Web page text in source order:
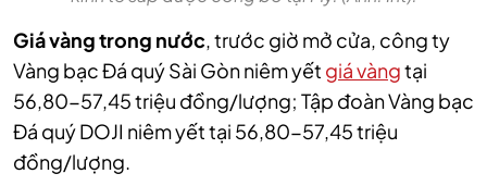
Giá vàng trong nước, trước giờ mở cửa, công ty
Vàng bạc Đá quý Sài Gòn niêm yết giá vàngtại
56,80-57,45 triệu đồng/lượng; Tập đoàn Vàng bạc
Đá quý DOJI niêm yết tại 56,80-57,45 triệu
đồng/lượng.